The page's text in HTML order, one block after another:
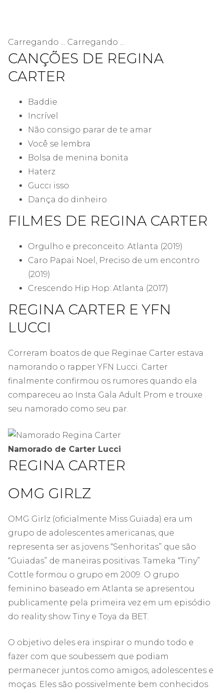
Carregando ... Carregando ...
CANÇÕES DE REGINA
CARTER
Baddie
Incrível
Não consigo parar de te amar
Você se lembra
Bolsa de menina bonita
Haterz
Guccı isso
Dança do dinheiro
FILMES DE REGINA CARTER
Orgulho e preconceito: Atlanta (2019)
Caro Papai Noel, Preciso de um encontro
(2019)
Crescendo Hip Hop: Atlanta (2017)
REGINA CARTER E YFN
LUCCI
Correram boatos de que Reginae Carter estava
namorando o rapper YFN Lucci. Carter
finalmente confirmou os rumores quando ela
compareceu ao Insta Gala Adult Prom e trouxe
seu namorado como seu par.
Namorado de Carter Lucci
REGINA CARTER
OMG GIRLZ
OMG Girlz (oficialmente Miss Guiada) era um
grupo de adolescentes americanas, que
representa ser as jovens “Senhoritas” que são
“Guiadas” de maneiras positivas. Tameka “Tiny”
Cottle formou o grupo em 2009. O grupo
feminino baseado em Atlanta se apresentou
publicamente pela primeira vez em um episódio
do reality show Tiny e Toya da BET.
O objetivo deles era inspirar o mundo todo e
fazer com que soubessem que podiam
permanecer juntos como amigos, adolescentes e
moças. Eles são possivelmente bem conhecidos